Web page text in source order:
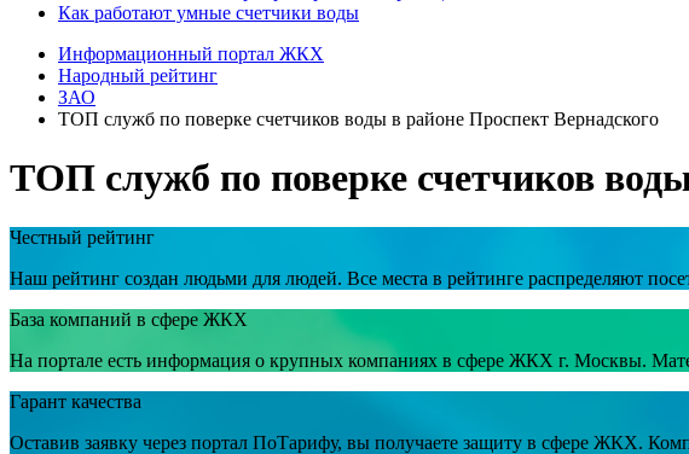
Как работают умные счетчики воды
Информационный портал ЖКХ
Народный рейтинг
ЗАО
ТОП служб по поверке счетчиков воды в районе Проспект Вернадского
ТОП служб по поверке счетчиков
Честный рейтинг
Наш рейтинг создан людьми для людей. Все места в рейтинге распределяют
База компаний в сфере ЖКХ
На портале есть информация о крупных компаниях в сфере ЖКХ г. Москвы.
Гарант качества
Оставив заявку через портал ПоТарифу, вы получаете защиту в сфере ЖКХ.